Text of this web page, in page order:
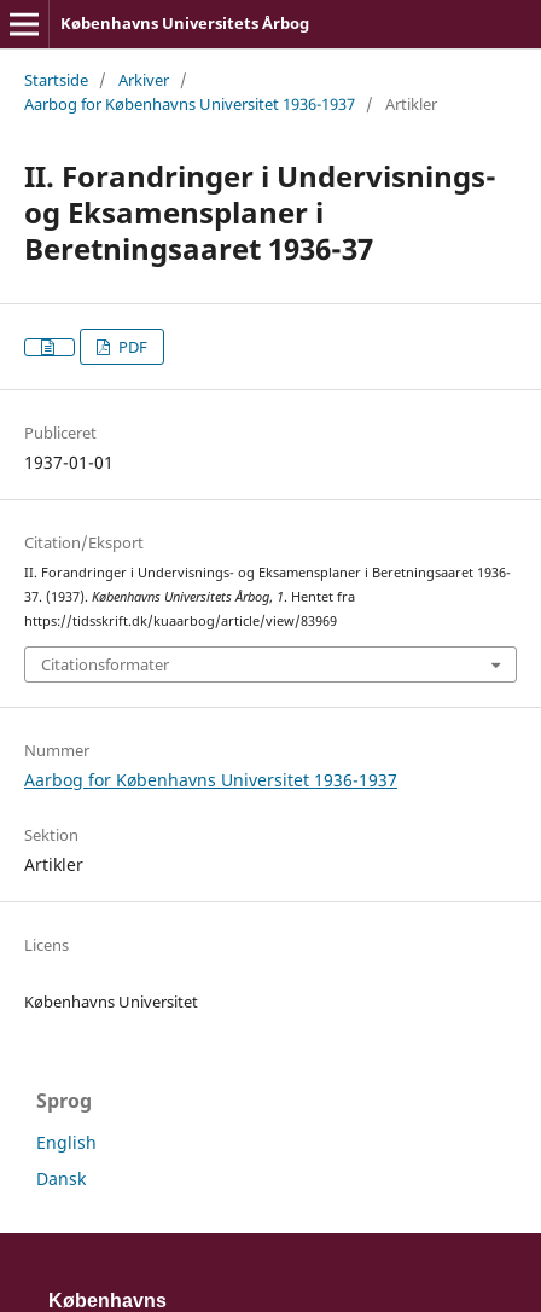
Københavns Universitets Årbog
Startside / Arkiver /
Aarbog for Københavns Universitet 1936-1937 / Artikler
II. Forandringer i Undervisnings-
og Eksamensplaner i
Beretningsaaret 1936-37
PDF
Publiceret
1937-01-01
Citation/Eksport
II. Forandringer i Undervisnings- og Eksamensplaner i Beretningsaaret 1936-
37. (1937). Københavns Universitets Årbog, 1. Hentet fra
https://tidsskrift.dk/kuaarbog/article/view/83969
Citationsformater
Nummer
Aarbog for Københavns Universitet 1936-1937
Sektion
Artikler
Licens
Københavns Universitet
Sprog
English
Dansk
Københavns